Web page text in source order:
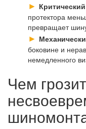
протектора
превращает
боковине и
немедленного
Чем грозит